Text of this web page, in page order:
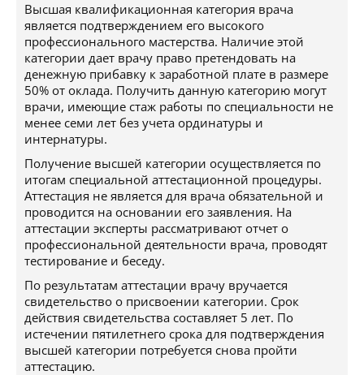
Высшая квалификационная категория врача
является подтверждением его высокого
профессионального мастерства. Наличие этой
категории дает врачу право претендовать на
денежную прибавку к заработной плате в размере
50% от оклада. Получить данную категорию могут
врачи, имеющие стаж работы по специальности не
менее семи лет без учета ординатуры и
интернатуры.
Получение высшей категории осуществляется по
итогам специальной аттестационной процедуры.
Аттестация не является для врача обязательной и
проводится на основании его заявления. На
аттестации эксперты рассматривают отчет о
профессиональной деятельности врача, проводят
тестирование и беседу.
По результатам аттестации врачу вручается
свидетельство о присвоении категории. Срок
действия свидетельства составляет 5 лет. По
истечении пятилетнего срока для подтверждения
высшей категории потребуется снова пройти
аттестацию.